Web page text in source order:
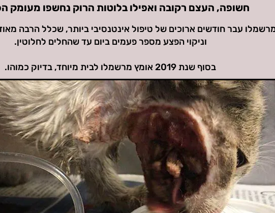
חשופה, העצם רקובה ואפילו בלוטות הרוק נחשפו מעומק
עבר חודשים ארוכים של טיפול אינטנסיבי ביותר, שכלל הרבה
וניקוי הפצע מספר פעמים ביום עד שהחלים לחלוטין.
בסוף שנת 2019 אומץ מרשמלו לבית מיוחד, בדיוק כמוהו.